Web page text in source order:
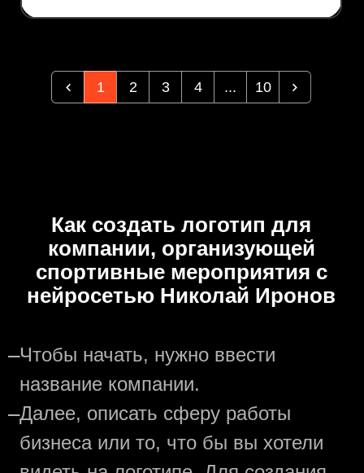
1 2 3 4 ... 10
Как создать логотип для
компании, организующей
спортивные мероприятия с
нейросетью Николай Иронов
—Чтобы начать, нужно ввести
название компании.
—Далее, описать сферу работы
бизнеса или то, что бы вы хотели